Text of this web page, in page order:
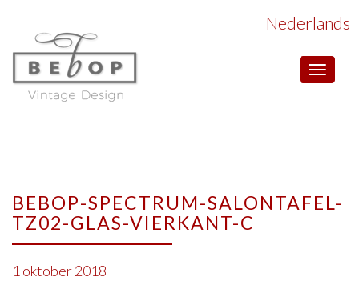
Toggle
Nederlands
BEBOP-SPECTRUM-SALONTAFEL-
TZ02-GLAS-VIERKANT-C
1 oktober 2018